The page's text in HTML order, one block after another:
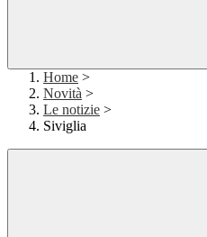
Home >
Novità >
Le notizie >
Siviglia